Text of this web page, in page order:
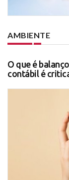
AMBIENTE
O que é
contábil é